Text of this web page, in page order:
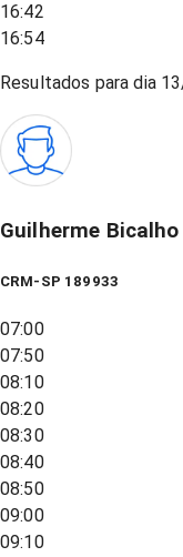
16:42
16:54
Resultados para dia
Guilherme
CRM-SP 189933
07:00
07:50
08:10
08:20
08:30
08:40
08:50
09:00
09:10